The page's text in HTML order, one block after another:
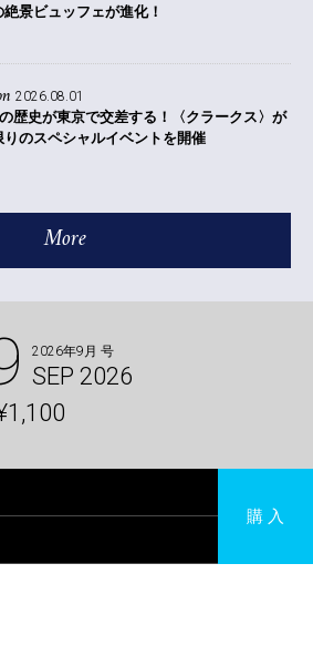
景ビュッフェが進化！
2026.08.01
歴史が東京で交差する！〈クラークス〉が
りのスペシャルイベントを開催
More
2026年9月 号
SEP 2026
購 入